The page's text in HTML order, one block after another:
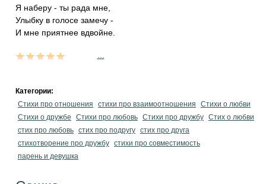
Я наберу - ты рада мне,
Улыбку в голосе замечу -
И мне приятнее вдвойне.
Категории:
Стихи про отношения
стихи про взаимоотношения
Стихи о любви
Стихи о дружбе
Стихи про любовь Стихи про дружбу Стих о любви
стих про любовь стих про подругу стих про друга
стихотворение про дружбу стихи про совместимость
парень и девушка